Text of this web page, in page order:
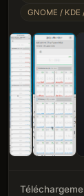
GNOME / KDE